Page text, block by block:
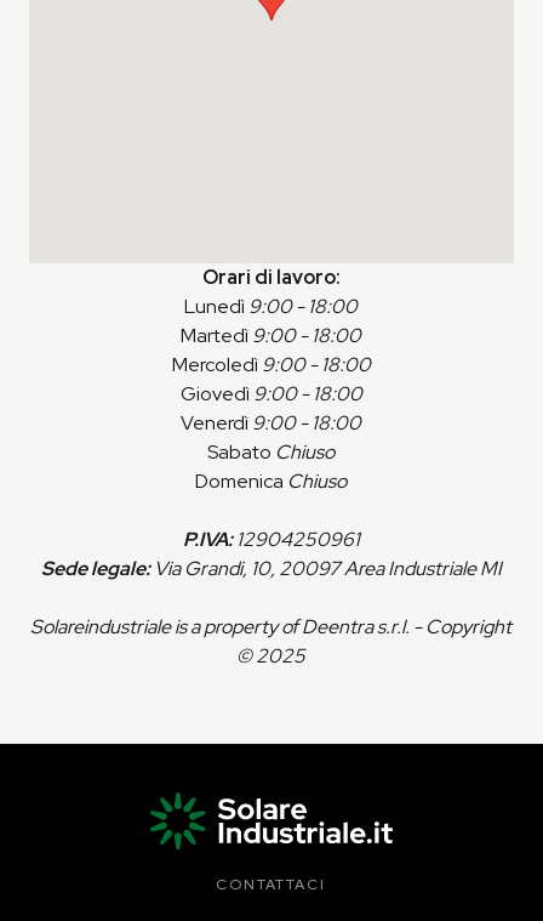
Orari di lavoro:
Lunedì 9:00 - 18:00
Martedì 9:00 - 18:00
Mercoledì 9:00 - 18:00
Giovedì 9:00 - 18:00
Venerdì 9:00 - 18:00
Sabato Chiuso
Domenica Chiuso
P.IVA:12904250961
Sede legale:Via Grandi, 10, 20097 Area Industriale MI
Solareindustriale is a property of Deentra s.r.l. - Copyright
© 2025
CONTATTACI